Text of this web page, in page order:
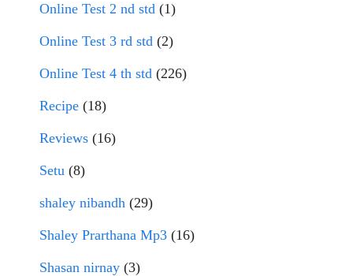
Online Test 2 nd std (1)
Online Test 3 rd std (2)
Online Test 4 th std (226)
Recipe (18)
Reviews (16)
Setu (8)
shaley nibandh (29)
Shaley Prarthana Mp3 (16)
Shasan nirnay (3)